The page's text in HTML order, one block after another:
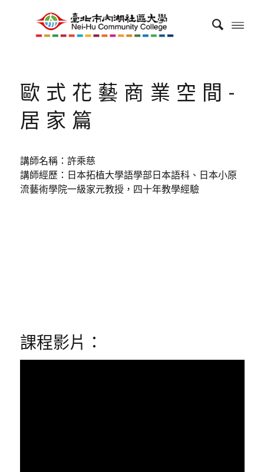
歐式花藝商業空間-
居家篇
講師名稱：許乘慈
講師經歷：日本拓植大學語學部日本語科、日本小原
流藝術學院一級家元教授，四十年教學經驗
課程影片：